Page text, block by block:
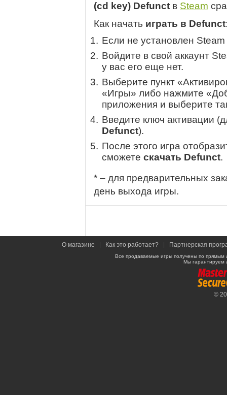
(cd key) Defunct в Steam
Как начать играть в Defunct
Если не установлен
Войдите в свой аккаунт
у вас его еще нет.
Выберите пункт
«Игры» либо нажмите
приложения и выберите
Введите ключ активации
Defunct).
После этого игра
сможете скачать Defunct.
* – для предварительных
день выхода игры.
О магазине Как это работает? Партнерская
Все продаваемые игры получены по
Мы гарантируем
©